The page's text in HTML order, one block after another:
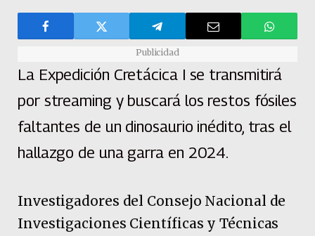
Publicidad
La Expedición Cretácica I se transmitirá
por streaming y buscará los restos fósiles
faltantes de un dinosaurio inédito, tras el
hallazgo de una garra en 2024.
Investigadores del Consejo Nacional de
Investigaciones Científicas y Técnicas